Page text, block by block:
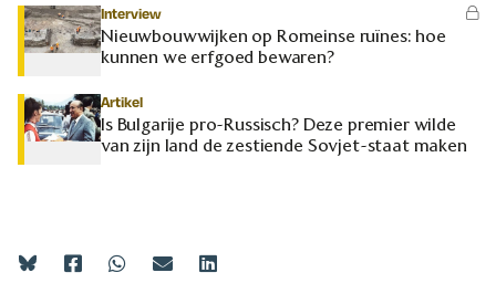
Interview
Nieuwbouwwijken op Romeinse ruïnes: hoe
kunnen we erfgoed bewaren?
Artikel
Is Bulgarije pro-Russisch? Deze premier wilde
van zijn land de zestiende Sovjet-staat maken